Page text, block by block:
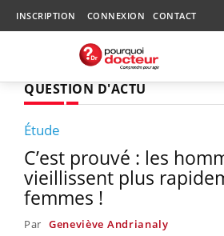
INSCRIPTION CONNEXION CONTACT
QUESTION D'ACTU
Étude
C’est prouvé : les
vieillissent plus
femmes !
Par Geneviève Andrianaly